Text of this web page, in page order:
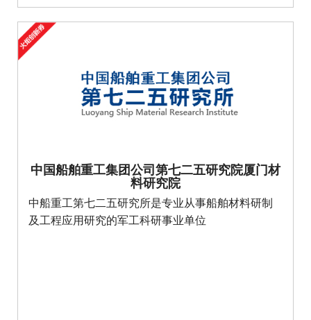
中国船舶重工集团公司第七二五研究院厦门材
料研究院
中船重工第七二五研究所是专业从事船舶材料研制
及工程应用研究的军工科研事业单位